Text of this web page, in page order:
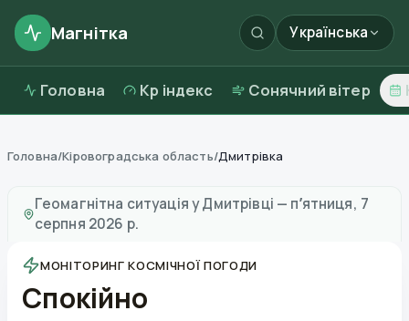
Магнітка Українська
Головна Kp індекс Сонячний вітер
Головна/Кіровоградська область/Дмитрівка
Геомагнітна ситуація уДмитрівці — пʼятниця, 7
серпня 2026 р.
МОНІТОРИНГ КОСМІЧНОЇ ПОГОДИ
Спокійно